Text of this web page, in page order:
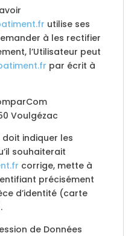
utilise ses
à les rectifier
l’Utilisateur peut
par écrit à
Voulgézac
doit indiquer les
souhaiterait
corrige, mette à
précisément
d’identité (carte
de Données